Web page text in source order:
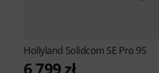
Hollyland Solidcom SE Pro 9S